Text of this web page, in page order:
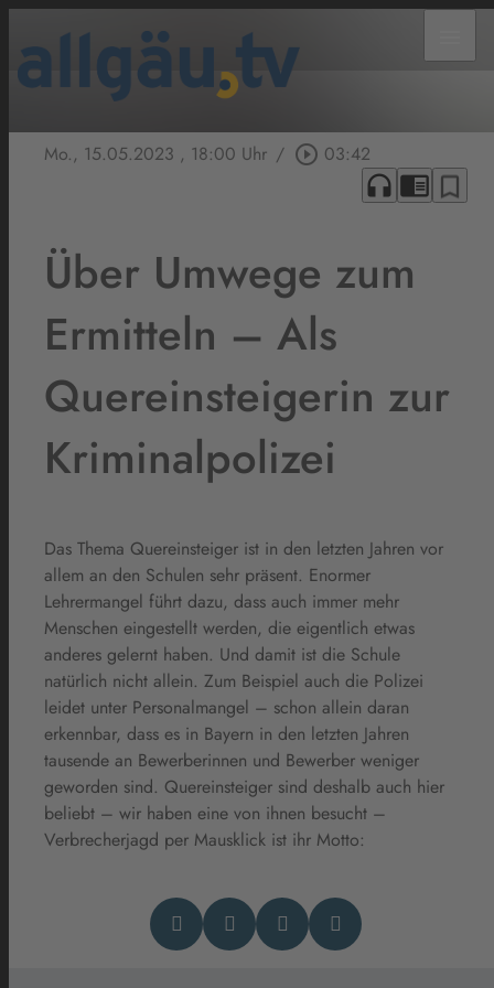
Mo., 15.05.2023 , 18:00 Uhr / play_circle_outline 03:42
headphones chrome_reader_mode bookmark_border
Über Umwege zum
Ermitteln – Als
Quereinsteigerin zur
Kriminalpolizei
Das Thema Quereinsteiger ist in den letzten Jahren vor
allem an den Schulen sehr präsent. Enormer
Lehrermangel führt dazu, dass auch immer mehr
Menschen eingestellt werden, die eigentlich etwas
anderes gelernt haben. Und damit ist die Schule
natürlich nicht allein. Zum Beispiel auch die Polizei
leidet unter Personalmangel – schon allein daran
erkennbar, dass es in Bayern in den letzten Jahren
tausende an Bewerberinnen und Bewerber weniger
geworden sind. Quereinsteiger sind deshalb auch hier
beliebt – wir haben eine von ihnen besucht –
Verbrecherjagd per Mausklick ist ihr Motto: